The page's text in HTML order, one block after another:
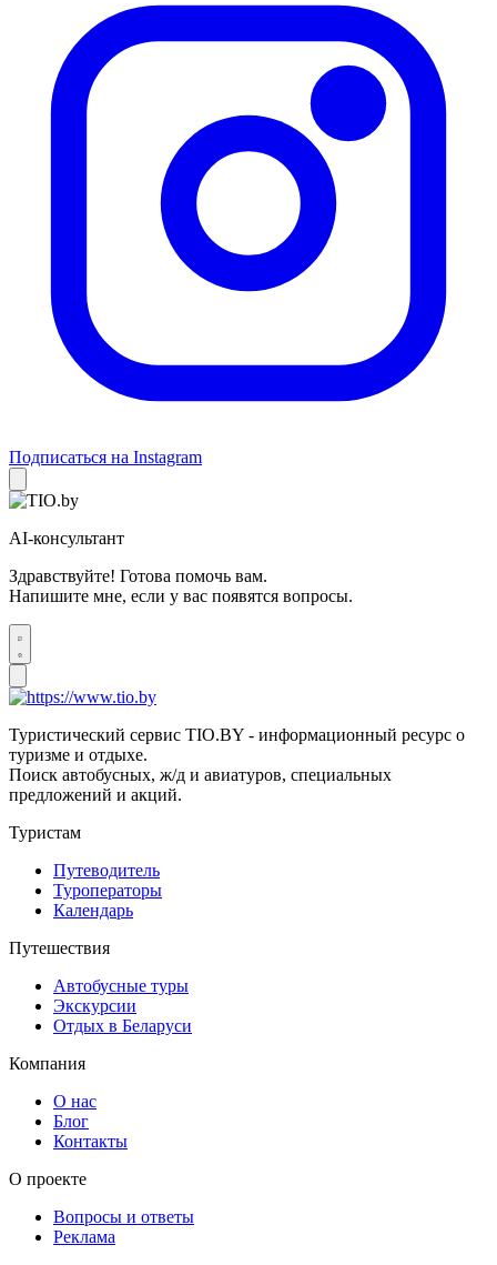
Подписаться на Instagram
AI-консультант
Здравствуйте! Готова помочь вам.
Напишите мне, если у вас появятся вопросы.
Туристический сервис TIO.BY - информационный ресурс о
туризме и отдыхе.
Поиск автобусных, ж/д и авиатуров, специальных
предложений и акций.
Туристам
Путеводитель
Туроператоры
Календарь
Путешествия
Автобусные туры
Экскурсии
Отдых в Беларуси
Компания
О нас
Блог
Контакты
О проекте
Вопросы и ответы
Реклама